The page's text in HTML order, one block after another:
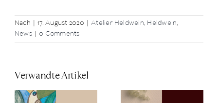
Nach 17. August 2020 Atelier Heldwein, Heldwein,
News
0 Comments
Verwandte Artikel